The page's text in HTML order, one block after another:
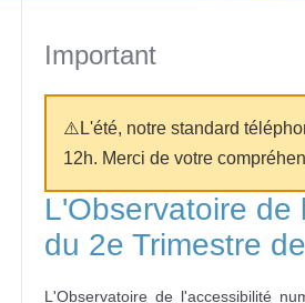
Important
⚠️L'été, notre standard
12h. Merci de votre
L'Observatoire de
du 2e Trimestre
L'Observatoire de l'accessibilité